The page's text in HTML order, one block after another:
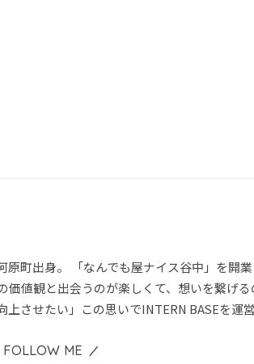
原町出身。 「なんでも屋ナイス谷中」を開
価値観と出会うのが楽しくて、想いを繋げ
上させたい」この思いでINTERN BASEを運
FOLLOW ME